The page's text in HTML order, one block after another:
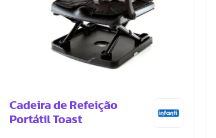
Cadeira de Refeição
Portátil Toast